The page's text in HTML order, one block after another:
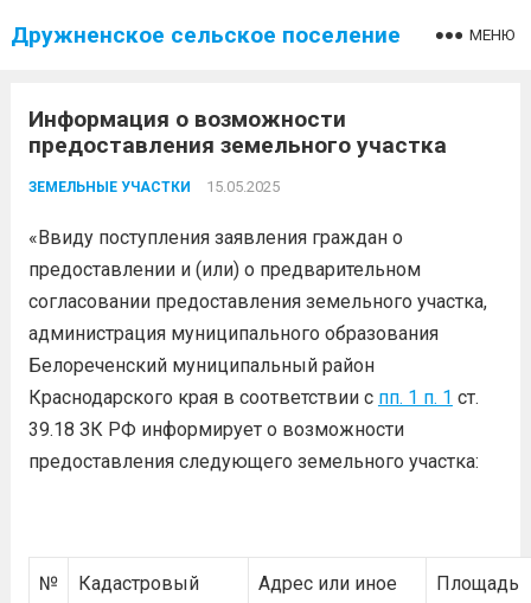
Дружненское сельское поселение МЕНЮ
Информация о возможности
предоставления земельного участка
ЗЕМЕЛЬНЫЕ УЧАСТКИ 15.05.2025
«Ввиду поступления заявления граждан о
предоставлении и (или) о предварительном
согласовании предоставления земельного участка,
администрация муниципального образования
Белореченский муниципальный район
Краснодарского края в соответствии с пп. 1 п. 1 ст.
39.18 ЗК РФ информирует о возможности
предоставления следующего земельного участка:
№
Кадастровый
Адрес или иное
Площадь